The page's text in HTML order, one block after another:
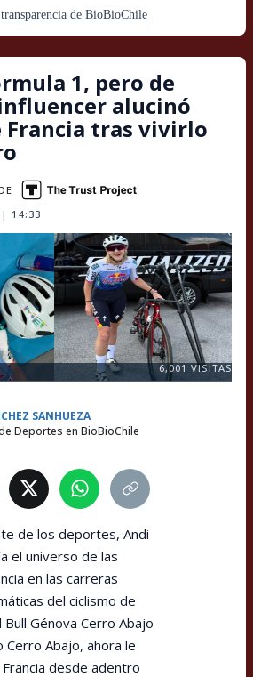
de BioBioChile
1, pero de
alucinó
Francia tras vivirlo
| 14:33
6,001VISITAS
SANHUEZA
Deportes en BioBioChile
de los deportes, Andi
el universo de las
en las carreras
del ciclismo de
Génova Cerro Abajo
Cerro Abajo, ahora le
desde adentro